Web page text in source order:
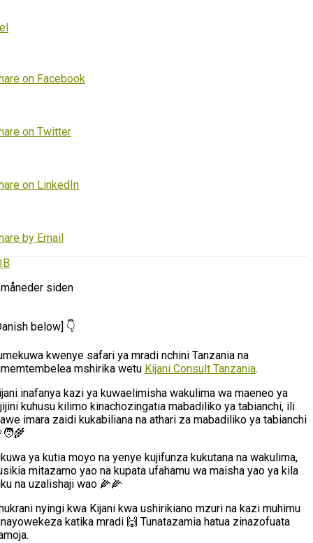
on Facebook
on Twitter
on LinkedIn
by Email
siden
below] 👇
kwenye safari ya mradi nchini Tanzania na
mshirika wetu Kijani Consult Tanzania.
inafanya kazi ya kuwaelimisha wakulima wa maeneo ya
kuhusu kilimo kinachozingatia mabadiliko ya tabianchi, ili
imara zaidi kukabiliana na athari za mabadiliko ya tabianchi
ya kutia moyo na yenye kujifunza kukutana na wakulima,
mitazamo yao na kupata ufahamu wa maisha yao ya kila
na uzalishaji wao 🌽🌽
nyingi kwa Kijani kwa ushirikiano mzuri na kazi muhimu
katika mradi 🙌 Tunatazamia hatua zinazofuata